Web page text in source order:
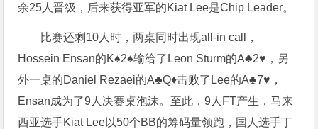
余25人晋级，后来获得亚军的Kiat Lee是Chip Leader。
比赛还剩10人时，两桌同时出现all-in call，
Hossein Ensan的K♠2♠输给了Leon Sturm的A♣2♥，另
外一桌的Daniel Rezaei的A♣Q♦击败了Lee的A♣7♥，
Ensan成为了9人决赛桌泡沫。至此，9人FT产生，马来
西亚选手Kiat Lee以50个BB的筹码量领跑，国人选手丁